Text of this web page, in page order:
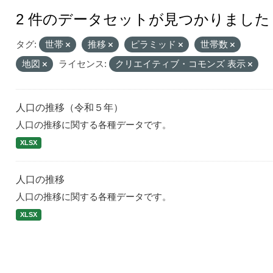
2 件のデータセットが見つかりました
タグ: 世帯 推移 ピラミッド
世帯数
地図
ライセンス: クリエイティブ・コモンズ 表示
人口の推移（令和５年）
人口の推移に関する各種データです。
XLSX
人口の推移
人口の推移に関する各種データです。
XLSX